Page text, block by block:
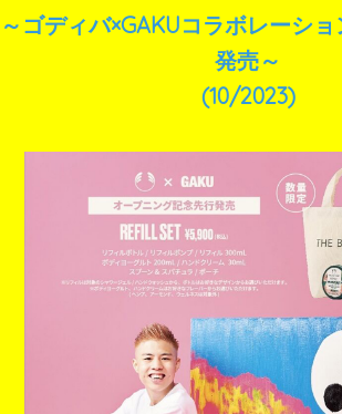
～ゴディバ×GAKUコラボレーシ
発売～
(10/2023)